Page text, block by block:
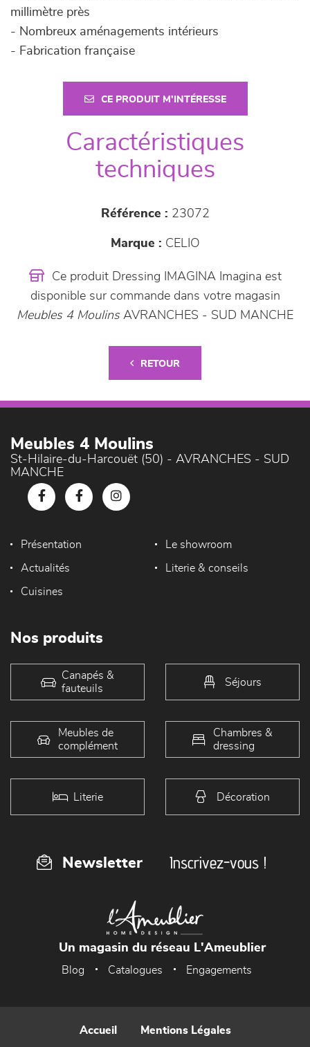
millimètre près
- Nombreux aménagements intérieurs
- Fabrication française
CE PRODUIT M'INTÉRESSE
Caractéristiques
techniques
Référence : 23072
Marque : CELIO
Ce produit Dressing IMAGINA Imagina est
disponible sur commande dans votre magasin
Meubles 4 MoulinsAVRANCHES - SUD MANCHE
RETOUR
Meubles 4 Moulins
St-Hilaire-du-Harcouët (50) - AVRANCHES - SUD
MANCHE
Présentation Le showroom
Actualités Literie & conseils
Cuisines
Nos produits
Canapés &
fauteuils
Séjours
Meubles de
complément
Chambres &
dressing
Literie Décoration
Newsletter Inscrivez-vous !
Un magasin du réseau L'Ameublier
Blog Catalogues Engagements
Accueil Mentions Légales